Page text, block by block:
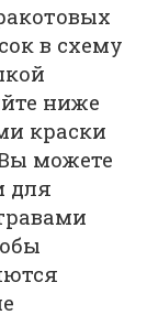
в схему
ниже
краски
можете
для